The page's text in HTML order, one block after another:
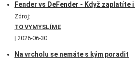
Fender vs DeFender - Když zaplatíte
Zdroj:
TO VYMYSLÍME
2026-06-30
Na vrcholu se nemáte s kým poradit